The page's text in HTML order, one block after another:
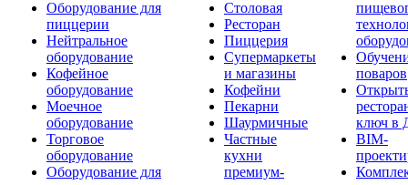
Оборудование для
пиццерии
Нейтральное
оборудование
Кофейное
оборудование
Моечное
оборудование
Торговое
оборудование
Оборудование для
Столовая
Ресторан
Пиццерия
Супермаркеты
и магазины
Кофейни
Пекарни
Шаурмичные
Частные
кухни
премиум-
поваров
ключ в
BIM-